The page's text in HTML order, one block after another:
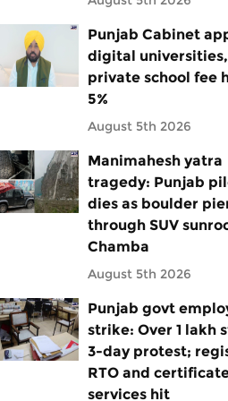
Punjab Cabinet
digital
private school fee
5%
August 5th 2026
Manimahesh yatra
tragedy: Punjab
dies as boulder
through SUV
Chamba
August 5th 2026
Punjab govt
strike: Over 1 lakh
3-day protest;
RTO and
services hit